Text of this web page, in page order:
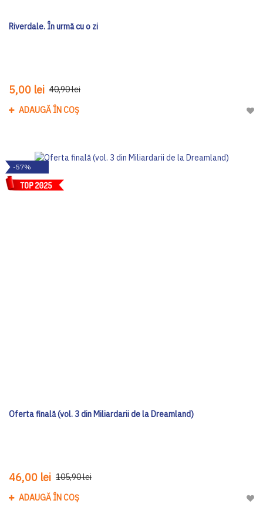
Riverdale. În urmă cu o zi
5,00 lei 40,90 lei
ADAUGĂ ÎN COȘ
-57%
Oferta finală (vol. 3 din Miliardarii de la Dreamland)
46,00 lei 105,90 lei
ADAUGĂ ÎN COȘ